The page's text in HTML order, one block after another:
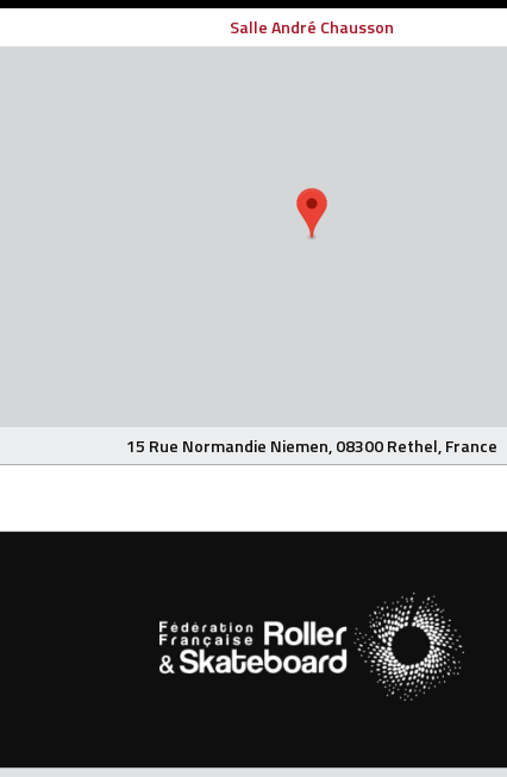
Salle André Chausson
15 Rue Normandie Niemen, 08300 Rethel, France